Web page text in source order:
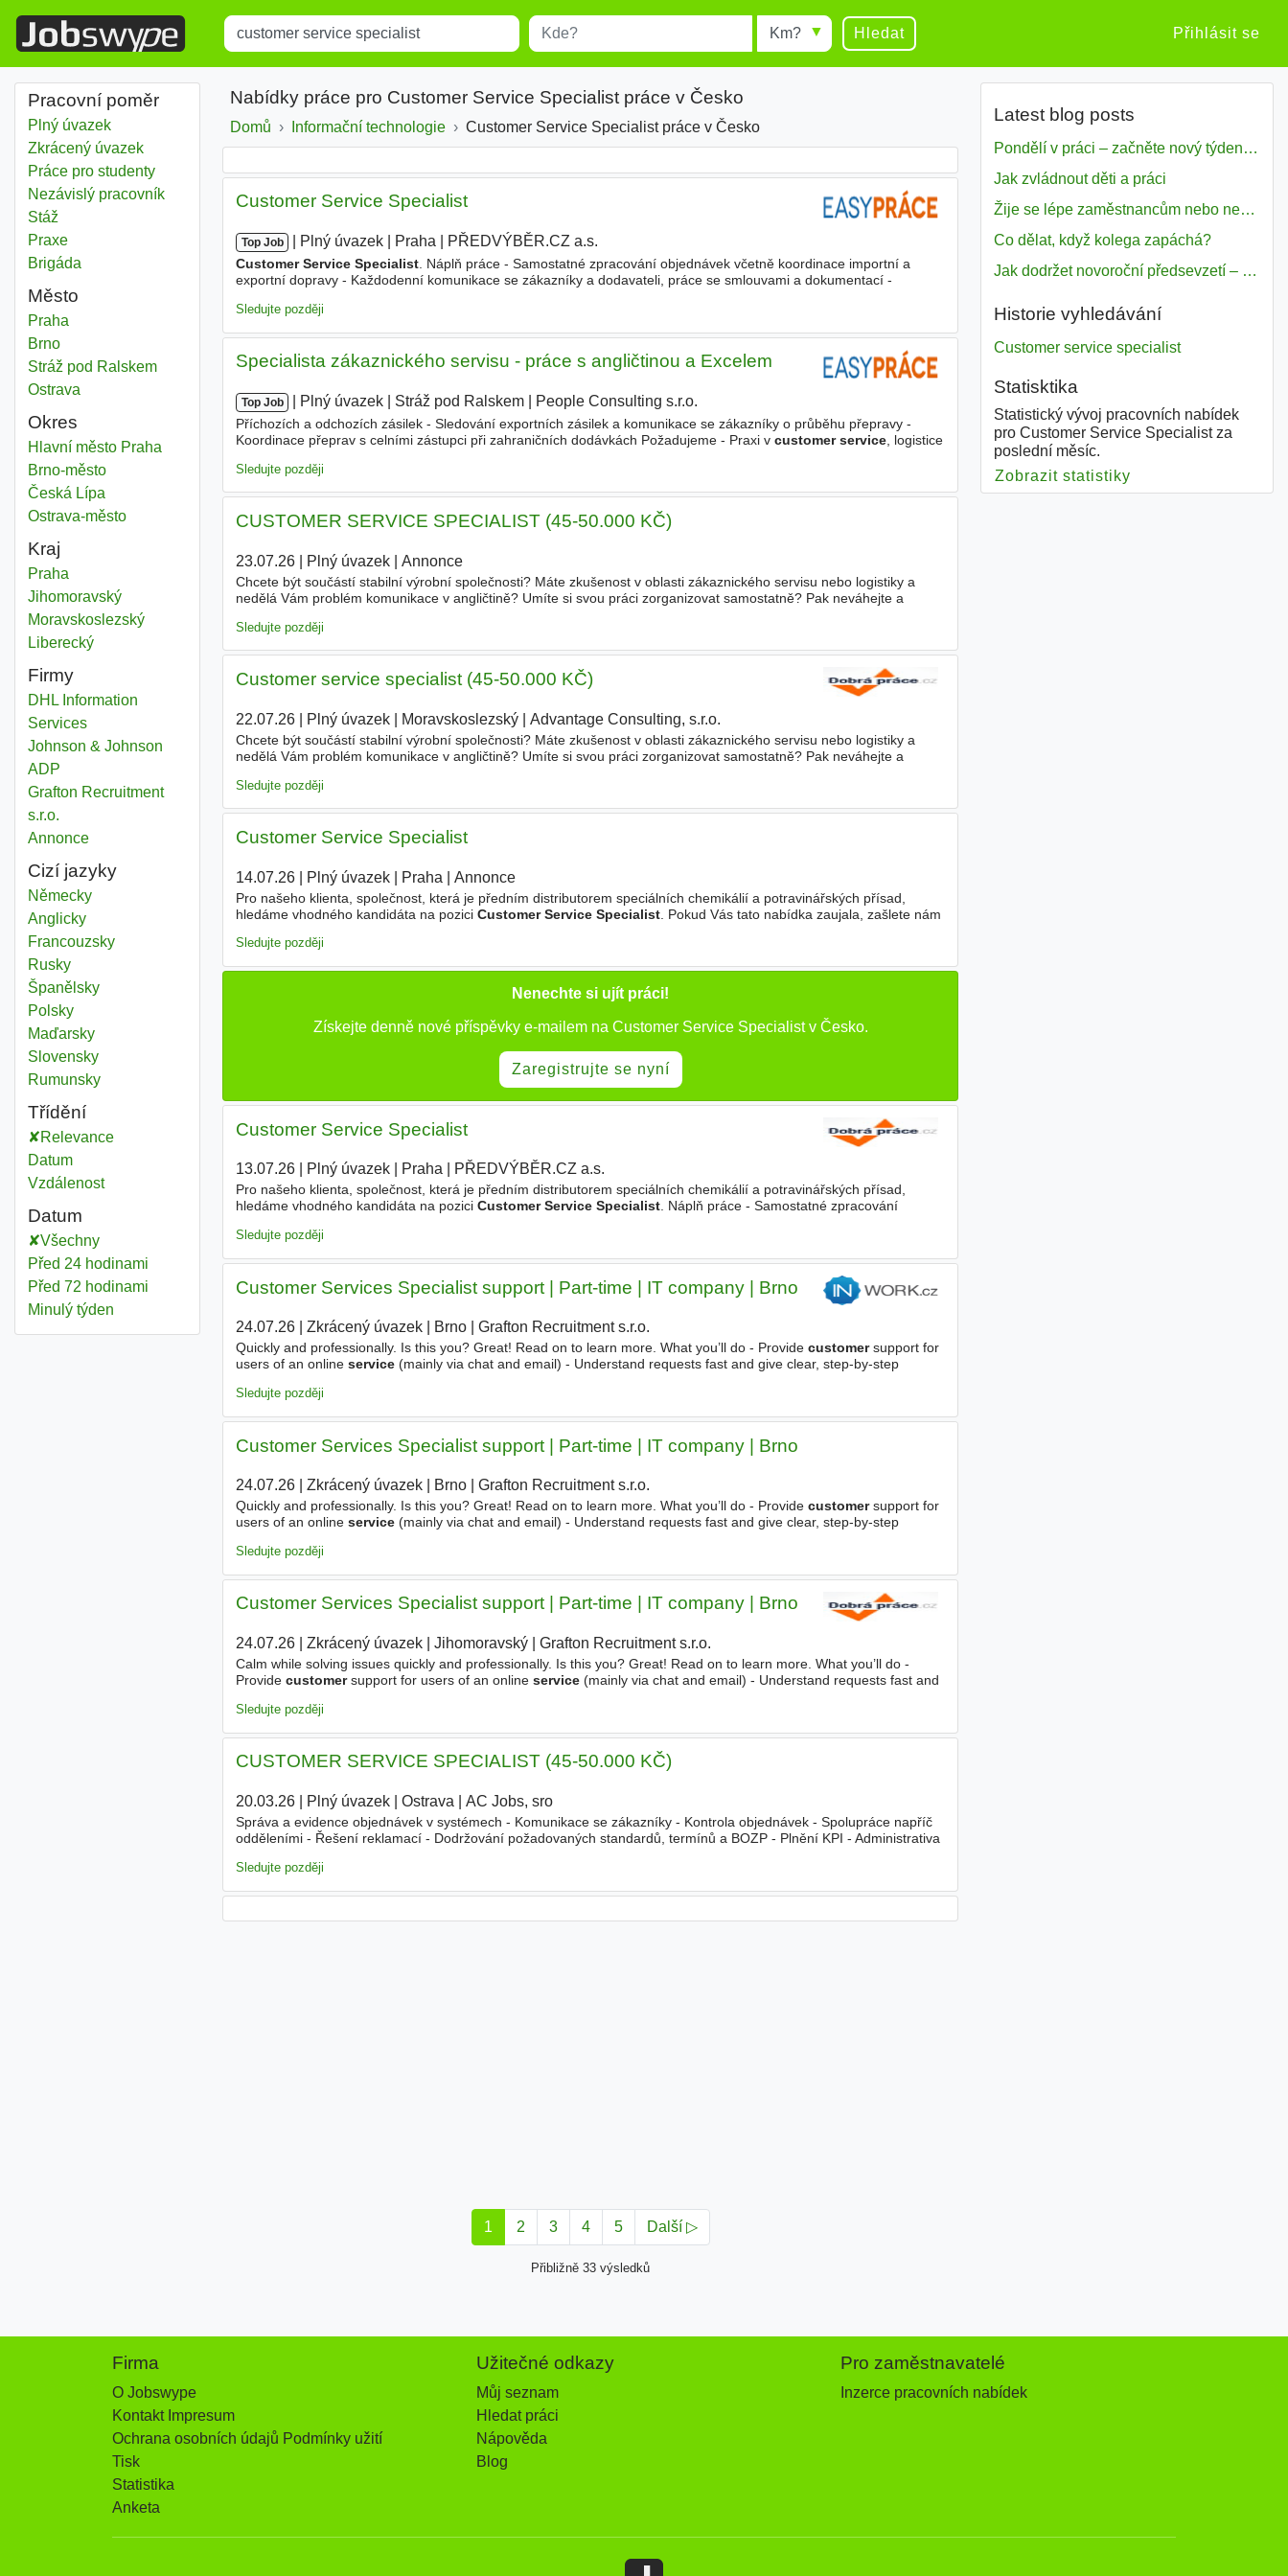
Title Místo Radius Hledat Přihlásit se
Pracovní poměr
Plný úvazek
Zkrácený úvazek
Práce pro studenty
Nezávislý pracovník
Stáž
Praxe
Brigáda
Město
Customer service specialist
Praha
Customer service specialist
Brno
Customer service specialist
Stráž pod Ralskem
Customer service specialist
Ostrava
Okres
Customer service specialist
Hlavní město Praha
Customer service specialist
Brno-městoOkres
Customer service specialist
Česká Lípa
Customer service specialist
Ostrava-městoOkres
Kraj
Customer service specialist
Praha
Customer service specialist
JihomoravskýKraj
Customer service specialist
MoravskoslezskýKraj
Customer service specialist
LibereckýKraj
Firmy
DHL Information
Services
Johnson & Johnson
ADP
Grafton Recruitment
s.r.o.
Annonce
Cizí jazyky
Německy
Anglicky
Francouzsky
Rusky
Španělsky
Polsky
Maďarsky
Slovensky
Rumunsky
Třídění
Relevance
Datum
Vzdálenost
Datum
Všechny
Před 24 hodinami
Před 72 hodinami
Minulý týden
Nabídky práce pro Customer Service Specialist práce v Česko
Domů Informační technologie Customer Service Specialist práce v Česko
Customer Service Specialist
Top Job Plný úvazek Praha PŘEDVÝBĚR.CZ a.s.
Customer Service Specialist. Náplň práce - Samostatné zpracování objednávek včetně koordinace importní a
exportní dopravy - Každodenní komunikace se zákazníky a dodavateli, práce se smlouvami a dokumentací -
Sledujte později
Specialista zákaznického servisu - práce s angličtinou a Excelem
Top Job Plný úvazek Stráž pod Ralskem People Consulting s.r.o.
Příchozích a odchozích zásilek - Sledování exportních zásilek a komunikace se zákazníky o průběhu přepravy -
Koordinace přeprav s celními zástupci při zahraničních dodávkách Požadujeme - Praxi v customer service, logistice
Sledujte později
CUSTOMER SERVICE SPECIALIST (45-50.000 KČ)
23.07.26| Plný úvazek| Annonce
Chcete být součástí stabilní výrobní společnosti? Máte zkušenost v oblasti zákaznického servisu nebo logistiky a
nedělá Vám problém komunikace v angličtině? Umíte si svou práci zorganizovat samostatně? Pak neváhejte a
Sledujte později
Customer service specialist (45-50.000 KČ)
22.07.26| Plný úvazek| Moravskoslezský| Advantage Consulting, s.r.o.
Chcete být součástí stabilní výrobní společnosti? Máte zkušenost v oblasti zákaznického servisu nebo logistiky a
nedělá Vám problém komunikace v angličtině? Umíte si svou práci zorganizovat samostatně? Pak neváhejte a
Sledujte později
Customer Service Specialist
14.07.26| Plný úvazek| Praha Annonce
Pro našeho klienta, společnost, která je předním distributorem speciálních chemikálií a potravinářských přísad,
hledáme vhodného kandidáta na pozici Customer Service Specialist. Pokud Vás tato nabídka zaujala, zašlete nám
Sledujte později
Nenechte si ujít práci!
Získejte denně nové příspěvky e-mailem na Customer Service Specialist v Česko.
Zaregistrujte se nyní
Customer Service Specialist
13.07.26| Plný úvazek| Praha| PŘEDVÝBĚR.CZ a.s.
Pro našeho klienta, společnost, která je předním distributorem speciálních chemikálií a potravinářských přísad,
hledáme vhodného kandidáta na pozici Customer Service Specialist. Náplň práce - Samostatné zpracování
Sledujte později
Customer Services Specialist support | Part-time | IT company | Brno
24.07.26| Zkrácený úvazek| Brno| Grafton Recruitment s.r.o.
Quickly and professionally. Is this you? Great! Read on to learn more. What you’ll do - Provide customersupport for
users of an online service(mainly via chat and email) - Understand requests fast and give clear, step-by-step
Sledujte později
Customer Services Specialist support | Part-time | IT company | Brno
24.07.26| Zkrácený úvazek| Brno| Grafton Recruitment s.r.o.
Quickly and professionally. Is this you? Great! Read on to learn more. What you’ll do - Provide customersupport for
users of an online service(mainly via chat and email) - Understand requests fast and give clear, step-by-step
Sledujte později
Customer Services Specialist support | Part-time | IT company | Brno
24.07.26| Zkrácený úvazek| Jihomoravský| Grafton Recruitment s.r.o.
Calm while solving issues quickly and professionally. Is this you? Great! Read on to learn more. What you’ll do -
Provide customersupport for users of an online service(mainly via chat and email) - Understand requests fast and
Sledujte později
CUSTOMER SERVICE SPECIALIST (45-50.000 KČ)
20.03.26| Plný úvazek| Ostrava AC Jobs, sro|
Správa a evidence objednávek v systémech - Komunikace se zákazníky - Kontrola objednávek - Spolupráce napříč
odděleními - Řešení reklamací - Dodržování požadovaných standardů, termínů a BOZP - Plnění KPI - Administrativa
Sledujte později
1 2 3 4 5 Další ▷
Přibližně 33 výsledků
Latest blog posts
Pondělí v práci – začněte nový týden s motivací
Jak zvládnout děti a práci
Žije se lépe zaměstnancům nebo nezavislým pracovníkům
Co dělat, když kolega zapáchá?
Jak dodržet novoroční předsevzetí – naše tipy pro dobrý začátek roku 2018
Historie vyhledávání
Customer service specialist
Statisktika
Statistický vývoj pracovních nabídek
pro Customer Service Specialist za
poslední měsíc.
Zobrazit statistiky
Firma
O Jobswype
Kontakt Impresum
Ochrana osobních údajů Podmínky užití
Tisk
Statistika
Anketa
Užitečné odkazy
Můj seznam
Hledat práci
Nápověda
Blog
Pro zaměstnavatelé
Inzerce pracovních nabídek